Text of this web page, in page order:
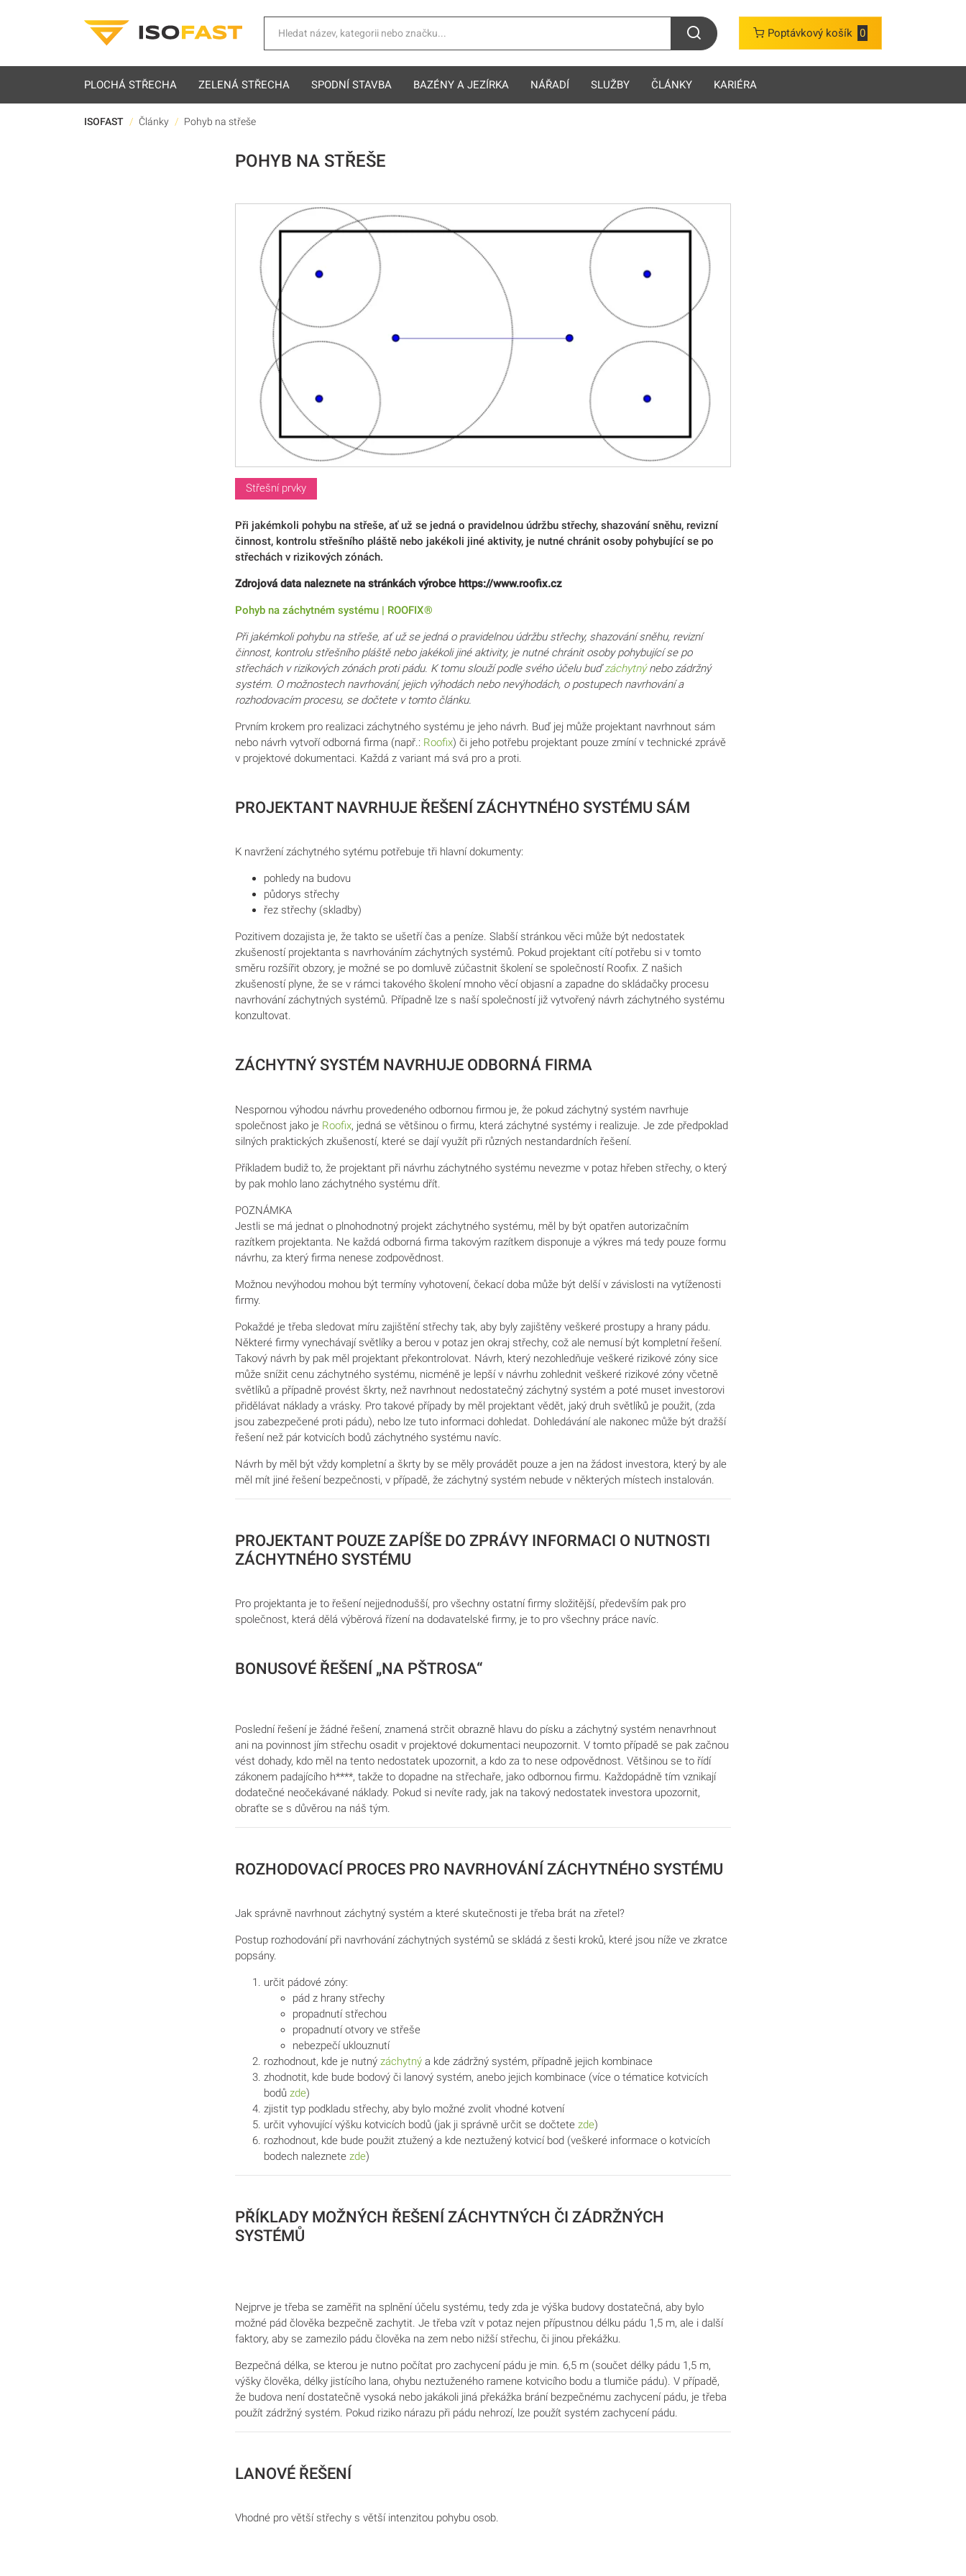
Poptávkový košík 0
PLOCHÁ STŘECHA ZELENÁ STŘECHA SPODNÍ STAVBA BAZÉNY A JEZÍRKA NÁŘADÍ SLUŽBY ČLÁNKY KARIÉRA
ISOFAST Články Pohyb na střeše
POHYB NA STŘEŠE
Střešní prvky
Při jakémkoli pohybu na střeše, ať už se jedná o pravidelnou údržbu střechy, shazování sněhu, revizní
činnost, kontrolu střešního pláště nebo jakékoli jiné aktivity, je nutné chránit osoby pohybující se po
střechách v rizikových zónách.
Zdrojová data naleznete na stránkách výrobce https://www.roofix.cz
Pohyb na záchytném systému | ROOFIX®
Při jakémkoli pohybu na střeše, ať už se jedná o pravidelnou údržbu střechy, shazování sněhu, revizní
činnost, kontrolu střešního pláště nebo jakékoli jiné aktivity, je nutné chránit osoby pohybující se po
střechách v rizikových zónách proti pádu. K tomu slouží podle svého účelu buďzáchytnýnebo zádržný
systém. O možnostech navrhování, jejich výhodách nebo nevýhodách, o postupech navrhování a
rozhodovacím procesu, se dočtete v tomto článku.
Prvním krokem pro realizaci záchytného systému je jeho návrh. Buď jej může projektant navrhnout sám
nebo návrh vytvoří odborná firma (např.: Roofix) či jeho potřebu projektant pouze zmíní v technické zprávě
v projektové dokumentaci. Každá z variant má svá pro a proti.
PROJEKTANT NAVRHUJE ŘEŠENÍ ZÁCHYTNÉHO SYSTÉMU SÁM
K navržení záchytného sytému potřebuje tři hlavní dokumenty:
pohledy na budovu
půdorys střechy
řez střechy (skladby)
Pozitivem dozajista je, že takto se ušetří čas a peníze. Slabší stránkou věci může být nedostatek
zkušeností projektanta s navrhováním záchytných systémů. Pokud projektant cítí potřebu si v tomto
směru rozšířit obzory, je možné se po domluvě zúčastnit školení se společností Roofix. Z našich
zkušeností plyne, že se v rámci takového školení mnoho věcí objasní a zapadne do skládačky procesu
navrhování záchytných systémů. Případně lze s naší společností již vytvořený návrh záchytného systému
konzultovat.
ZÁCHYTNÝ SYSTÉM NAVRHUJE ODBORNÁ FIRMA
Nespornou výhodou návrhu provedeného odbornou firmou je, že pokud záchytný systém navrhuje
společnost jako je Roofix, jedná se většinou o firmu, která záchytné systémy i realizuje. Je zde předpoklad
silných praktických zkušeností, které se dají využít při různých nestandardních řešení.
Příkladem budiž to, že projektant při návrhu záchytného systému nevezme v potaz hřeben střechy, o který
by pak mohlo lano záchytného systému dřít.
POZNÁMKA
Jestli se má jednat o plnohodnotný projekt záchytného systému, měl by být opatřen autorizačním
razítkem projektanta. Ne každá odborná firma takovým razítkem disponuje a výkres má tedy pouze formu
návrhu, za který firma nenese zodpovědnost.
Možnou nevýhodou mohou být termíny vyhotovení, čekací doba může být delší v závislosti na vytíženosti
firmy.
Pokaždé je třeba sledovat míru zajištění střechy tak, aby byly zajištěny veškeré prostupy a hrany pádu.
Některé firmy vynechávají světlíky a berou v potaz jen okraj střechy, což ale nemusí být kompletní řešení.
Takový návrh by pak měl projektant překontrolovat. Návrh, který nezohledňuje veškeré rizikové zóny sice
může snížit cenu záchytného systému, nicméně je lepší v návrhu zohlednit veškeré rizikové zóny včetně
světlíků a případně provést škrty, než navrhnout nedostatečný záchytný systém a poté muset investorovi
přidělávat náklady a vrásky. Pro takové případy by měl projektant vědět, jaký druh světlíků je použit, (zda
jsou zabezpečené proti pádu), nebo lze tuto informaci dohledat. Dohledávání ale nakonec může být dražší
řešení než pár kotvicích bodů záchytného systému navíc.
Návrh by měl být vždy kompletní a škrty by se měly provádět pouze a jen na žádost investora, který by ale
měl mít jiné řešení bezpečnosti, v případě, že záchytný systém nebude v některých místech instalován.
PROJEKTANT POUZE ZAPÍŠE DO ZPRÁVY INFORMACI O NUTNOSTI
ZÁCHYTNÉHO SYSTÉMU
Pro projektanta je to řešení nejjednodušší, pro všechny ostatní firmy složitější, především pak pro
společnost, která dělá výběrová řízení na dodavatelské firmy, je to pro všechny práce navíc.
BONUSOVÉ ŘEŠENÍ „NA PŠTROSA“
Poslední řešení je žádné řešení, znamená strčit obrazně hlavu do písku a záchytný systém nenavrhnout
ani na povinnost jím střechu osadit v projektové dokumentaci neupozornit. V tomto případě se pak začnou
vést dohady, kdo měl na tento nedostatek upozornit, a kdo za to nese odpovědnost. Většinou se to řídí
zákonem padajícího h****, takže to dopadne na střechaře, jako odbornou firmu. Každopádně tím vznikají
dodatečné neočekávané náklady. Pokud si nevíte rady, jak na takový nedostatek investora upozornit,
obraťte se s důvěrou na náš tým.
ROZHODOVACÍ PROCES PRO NAVRHOVÁNÍ ZÁCHYTNÉHO SYSTÉMU
Jak správně navrhnout záchytný systém a které skutečnosti je třeba brát na zřetel?
Postup rozhodování při navrhování záchytných systémů se skládá z šesti kroků, které jsou níže ve zkratce
popsány.
určit pádové zóny:
pád z hrany střechy
propadnutí střechou
propadnutí otvory ve střeše
nebezpečí uklouznutí
rozhodnout, kde je nutný záchytný a kde zádržný systém, případně jejich kombinace
zhodnotit, kde bude bodový či lanový systém, anebo jejich kombinace (více o tématice kotvicích
bodů zde)
zjistit typ podkladu střechy, aby bylo možné zvolit vhodné kotvení
určit vyhovujícívýšku kotvicích bodů (jak ji správně určit se dočtete zde)
rozhodnout, kde bude použit ztužený a kde neztužený kotvicí bod (veškeré informace o kotvicích
bodech naleznete zde)
PŘÍKLADY MOŽNÝCH ŘEŠENÍ ZÁCHYTNÝCH ČI ZÁDRŽNÝCH
SYSTÉMŮ
Nejprve je třeba se zaměřit na splnění účelu systému, tedy zda je výška budovy dostatečná, aby bylo
možné pád člověka bezpečně zachytit. Je třeba vzít v potaz nejen přípustnou délku pádu 1,5 m, ale i další
faktory, aby se zamezilo pádu člověka na zem nebo nižší střechu, či jinou překážku.
Bezpečná délka, se kterou je nutno počítat pro zachycení pádu je min. 6,5 m (součet délky pádu 1,5 m,
výšky člověka, délky jistícího lana, ohybu neztuženého ramene kotvicího bodu a tlumiče pádu). V případě,
že budova není dostatečně vysoká nebo jakákoli jiná překážka brání bezpečnému zachycení pádu, je třeba
použít zádržný systém. Pokud riziko nárazu při pádu nehrozí, lze použít systém zachycení pádu.
LANOVÉ ŘEŠENÍ
Vhodné pro větší střechy s větší intenzitou pohybu osob.